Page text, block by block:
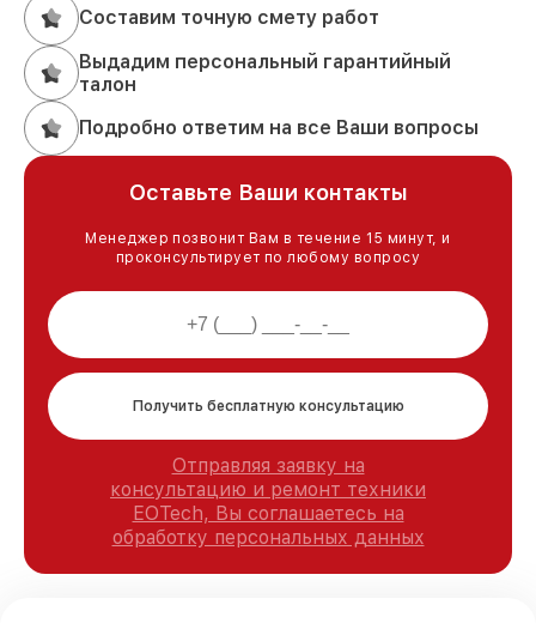
Составим точную смету работ
Выдадим персональный гарантийный
талон
Подробно ответим на все Ваши вопросы
Оставьте Ваши контакты
Менеджер позвонит Вам в течение 15 минут, и
проконсультирует по любому вопросу
Получить бесплатную консультацию
Отправляя заявку на
консультацию и ремонт техники
EOTech, Вы соглашаетесь на
обработку персональных данных